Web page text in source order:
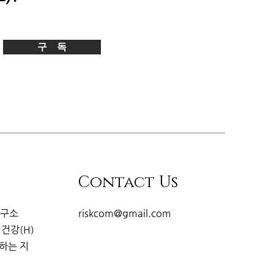
구 독
소
건강(H)
는 지
Contact Us
riskcom@gmail.com